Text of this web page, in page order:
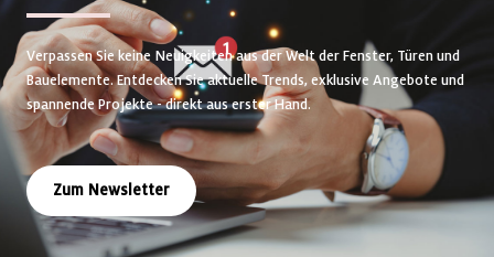
Verpassen Sie keine Neuigkeiten aus der Welt der Fenster, Türen und
Bauelemente. Entdecken Sie aktuelle Trends, exklusive Angebote und
spannende Projekte - direkt aus erster Hand.
Zum Newsletter